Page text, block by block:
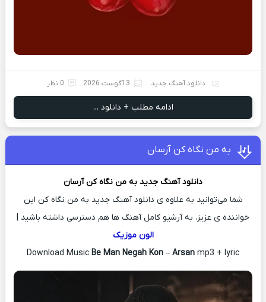
دانلود آهنگ جدید 3 آگوست 2026 0 نظر
ادامه مطلب + دانلود ...
به من نگاه کن آرسان
دانلود آهنگ جدید به من نگاه کنآرسان
شما می‌توانید به علاوه ی دانلود آهنگ جدید به من نگاه کن این
خواننده ی عزیز، به آرشیو کامل آهنگ ها هم دسترسی داشته باشید |
الون موزیک
Download Music Be Man Negah Kon – Arsan mp3 + lyric